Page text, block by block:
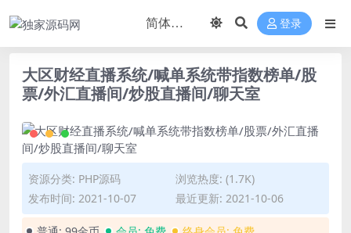
登录
大区财经直播系统/喊单系统带指数榜单/股
票/外汇直播间/炒股直播间/聊天室
资源分类: PHP源码
浏览热度: (1.7K)
发布时间: 2021-10-07
最近更新: 2021-10-06